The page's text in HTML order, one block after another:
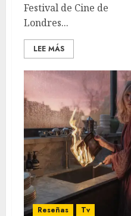
Festival de Cine de
Londres...
LEE MÁS
Reseñas Tv